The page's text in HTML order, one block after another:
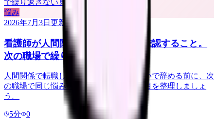
悩み
2026年7月3日 更新
看護師が人間関係で転職する前に確認すること。
次の職場で繰り返さない見方
人間関係で転職したい看護師さんへ。勢いで辞める前に、次
の職場で同じ悩みを繰り返さない確認項目を整理しましょ
う。
5分
0